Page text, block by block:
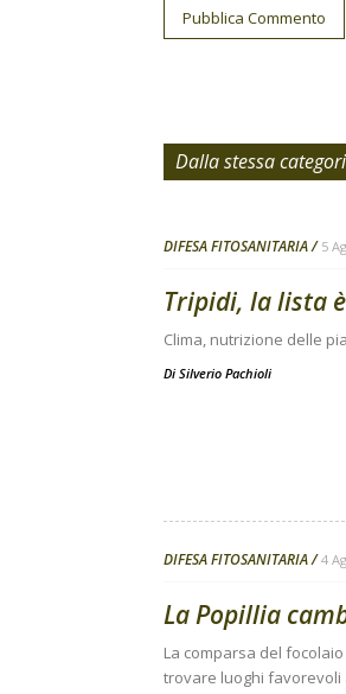
Dalla stessa
DIFESA FITOSANITARIA 5
Tripidi, la lista
Clima, nutrizione delle
Di Silverio Pachioli
DIFESA FITOSANITARIA 4
La Popillia
La comparsa del
trovare luoghi favorevoli